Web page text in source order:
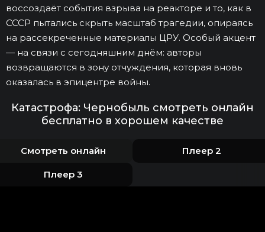
воссоздаёт события взрыва на реакторе и то, как в
СССР пытались скрыть масштаб трагедии, опираясь
на рассекреченные материалы ЦРУ. Особый акцент
— на связи с сегодняшним днём: авторы
возвращаются в зону отчуждения, которая вновь
оказалась в эпицентре войны.
Катастрофа: Чернобыль смотреть онлайн
бесплатно в хорошем качестве
Смотреть онлайн Плеер 2
Плеер 3